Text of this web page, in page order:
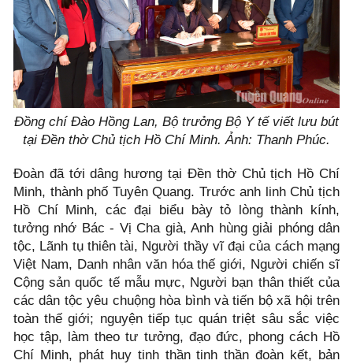
Đồng chí Đào Hồng Lan, Bộ trưởng Bộ Y tế viết lưu bút
tại Đền thờ Chủ tịch Hồ Chí Minh. Ảnh: Thanh Phúc.
Đoàn đã tới dâng hương tại Đền thờ Chủ tịch Hồ Chí
Minh, thành phố Tuyên Quang. Trước anh linh Chủ tịch
Hồ Chí Minh, các đại biểu bày tỏ lòng thành kính,
tưởng nhớ Bác - Vị Cha già, Anh hùng giải phóng dân
tộc, Lãnh tụ thiên tài, Người thầy vĩ đại của cách mạng
Việt Nam, Danh nhân văn hóa thế giới, Người chiến sĩ
Cộng sản quốc tế mẫu mực, Người bạn thân thiết của
các dân tộc yêu chuộng hòa bình và tiến bộ xã hội trên
toàn thế giới; nguyện tiếp tục quán triệt sâu sắc việc
học tập, làm theo tư tưởng, đạo đức, phong cách Hồ
Chí Minh, phát huy tinh thần tinh thần đoàn kết, bản